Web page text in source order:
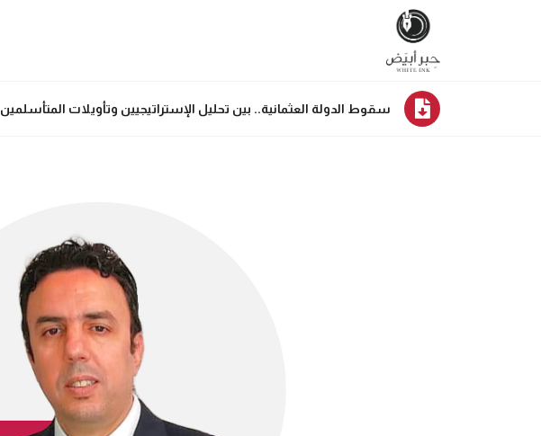
سقوط الدولة العثمانية.. بين تحليل الإستراتيجيين وتأويلات المتأسلمين